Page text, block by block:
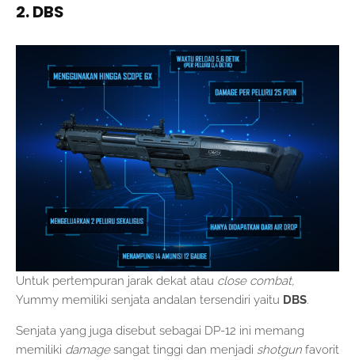
2. DBS
Untuk pertempuran jarak dekat atau close combat,
Yummy memiliki senjata andalan tersendiri yaitu DBS.
Senjata yang juga disebut sebagai DP-12 ini memang
memiliki damagesangat tinggi dan menjadi shotgun favorit